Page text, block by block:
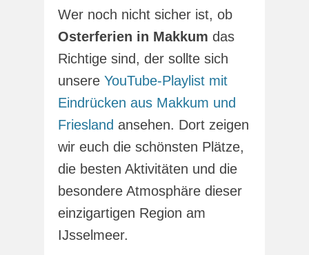
Wer noch nicht sicher ist, ob
Osterferien in Makkum das
Richtige sind, der sollte sich
unsere YouTube-Playlist mit
Eindrücken aus Makkum und
Friesland ansehen. Dort zeigen
wir euch die schönsten Plätze,
die besten Aktivitäten und die
besondere Atmosphäre dieser
einzigartigen Region am
IJsselmeer.